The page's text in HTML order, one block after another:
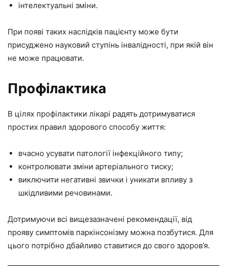
інтелектуальні зміни.
При появі таких наслідків пацієнту може бути
присуджено науковий ступінь інвалідності, при якій він
не може працювати.
Профілактика
В цілях профілактики лікарі радять дотримуватися
простих правил здорового способу життя:
вчасно усувати патології інфекційного типу;
контролювати зміни артеріального тиску;
виключити негативні звички і уникати впливу з
шкідливими речовинами.
Дотримуючи всі вищезазначені рекомендації, від
прояву симптомів паркінсонізму можна позбутися. Для
цього потрібно дбайливо ставитися до свого здоров’я.